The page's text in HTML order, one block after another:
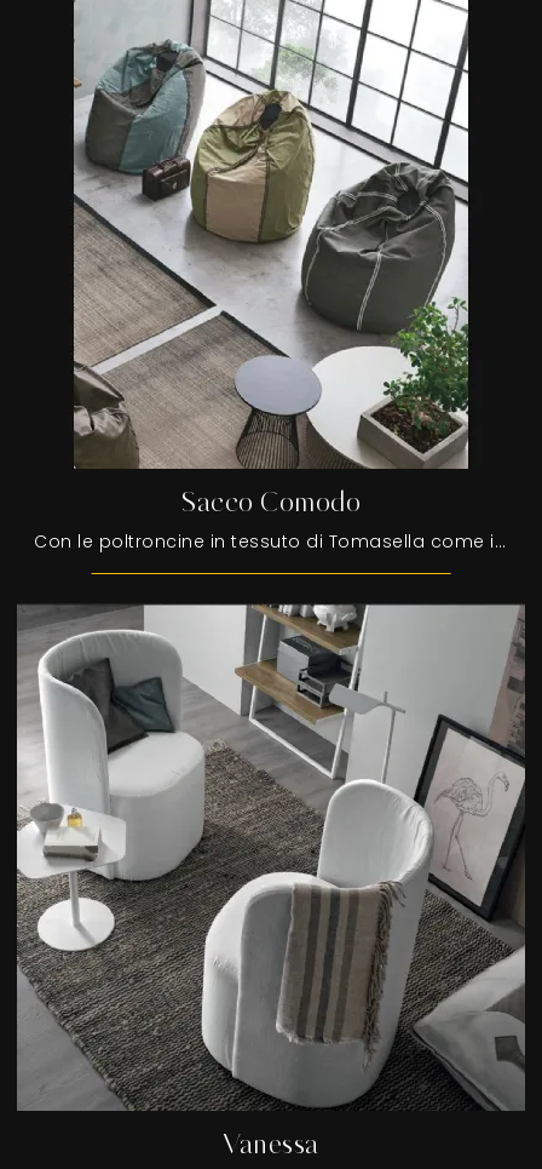
Sacco Comodo
Con le poltroncine in tessuto di Tomasella come il modello Sacco Comodo potrai ultimare il tuo progetto d'arredo.
Vanessa